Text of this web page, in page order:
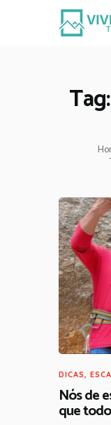
INÍCIO
LOJA
MEUS
MKT
SOBRE
DICAS
Nós de
que